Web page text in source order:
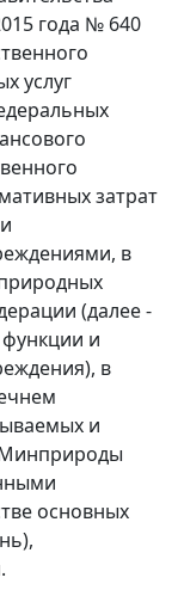
года № 640
услуг
затрат
в
(далее -
и
в
и
основных